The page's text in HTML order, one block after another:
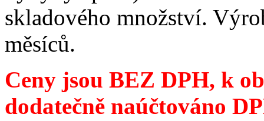
skladového množství.
měsíců.
Ceny jsou BEZ DPH, k
dodatečně naúčtováno